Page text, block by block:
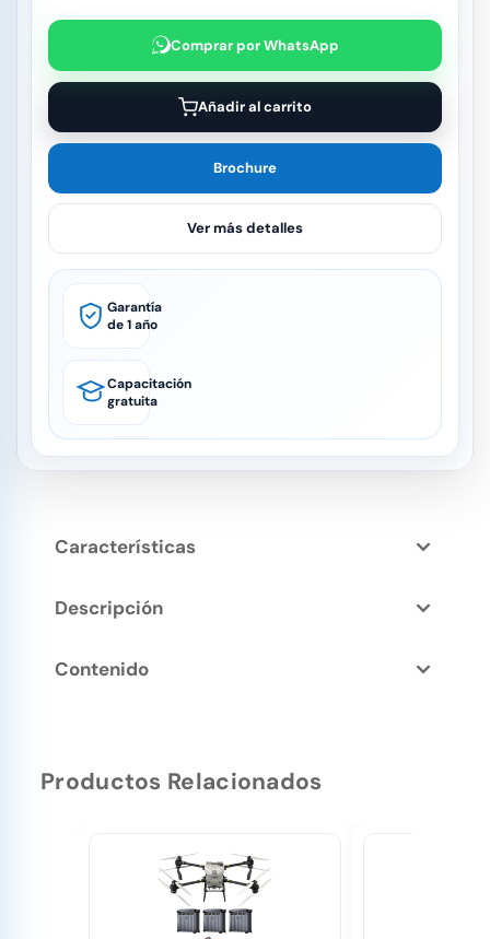
Comprar por WhatsApp
Añadir al carrito
Brochure
Ver más detalles
Garantía
de 1 año
Capacitación
gratuita
Características
Descripción
Contenido
Productos Relacionados